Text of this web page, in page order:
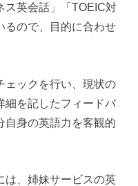
ス英会話」「TOEIC対
るので、目的に合わせ
ェックを行い、現状の
細を記したフィードバ
自身の英語力を客観的
は、姉妹サービスの英